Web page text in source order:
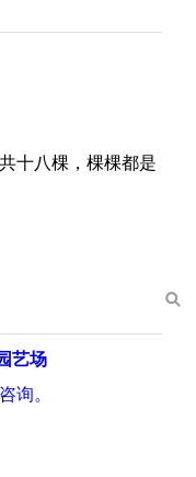
十八棵，棵棵都是
艺场